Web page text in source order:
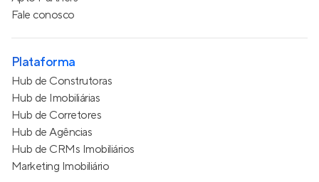
Fale conosco
Plataforma
Hub de Construtoras
Hub de Imobiliárias
Hub de Corretores
Hub de Agências
Hub de CRMs Imobiliários
Marketing Imobiliário